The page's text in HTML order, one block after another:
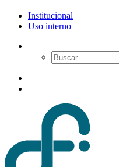
Institucional
Uso interno